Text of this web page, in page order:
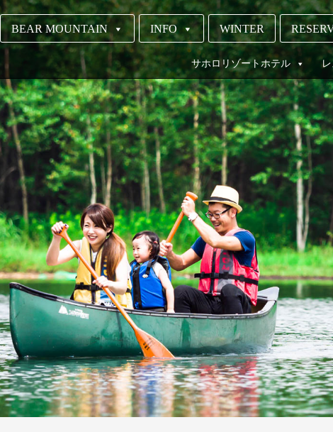
BEAR MOUNTAIN INFO WINTER
サホロリゾートホテル